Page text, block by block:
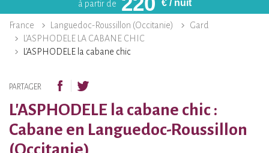
à partir de € / nuit
France Languedoc-Roussillon (Occitanie)
Gard
L'ASPHODELE LA CABANE CHIC
L'ASPHODELE la cabane chic
PARTAGER
L'ASPHODELE la cabane chic :
Cabane en Languedoc-Roussillon
(Occitanie)